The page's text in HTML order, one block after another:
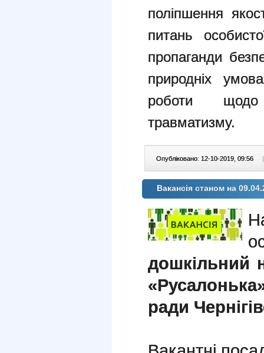
поліпшення
питань
пропаганди
природніх
роботи щодо
травматизму.
Опубліковано: 12-10-2019, 09:56 |
Вакансія станом на
дошкільний
ради